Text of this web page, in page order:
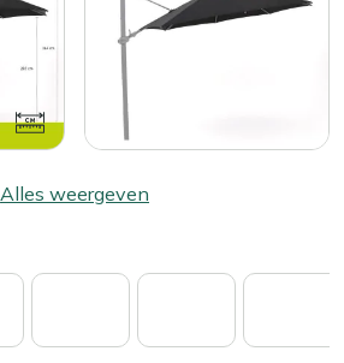
Alles weergeven